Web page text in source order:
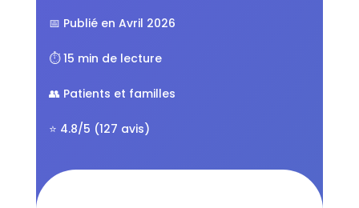
📅 Publié en Avril 2026
⏱️ 15 min de lecture
👥 Patients et familles
⭐ 4.8/5 (127 avis)